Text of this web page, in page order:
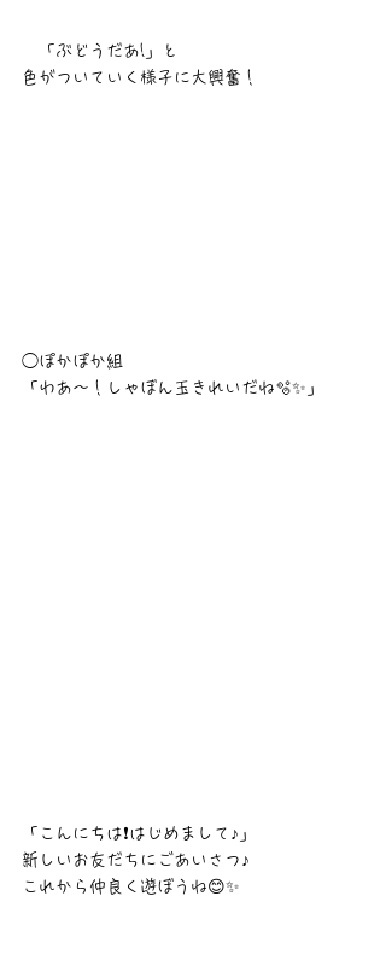
「ぶどうだあ!」と
色がついていく様子に大興奮！
◯ぽかぽか組
「わあ〜！しゃぼん玉きれいだね🫧✨」
「こんにちは❗はじめまして♪」
新しいお友だちにごあいさつ♪
これから仲良く遊ぼうね😊✨